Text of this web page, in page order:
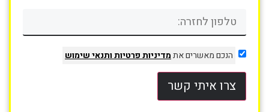
הנכם מאשרים אתמדיניות פרטיותותנאי שימוש
צרו איתי קשר